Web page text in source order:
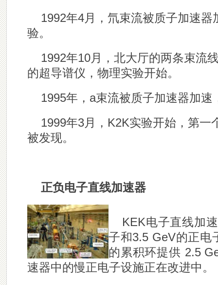
1992年4月，氘束流被质子加速
验。
1992年10月，北大厅的两条束流
的超导谱仪，物理实验开始。
1995年，a束流被质子加速器加
1999年3月，K2K实验开始，第一
被发现。
正负电子直线加速器
KEK电子直线加
子和3.5 GeV的正电
的累积环提供 2.5
速器中的慢正电子设施正在改进中。